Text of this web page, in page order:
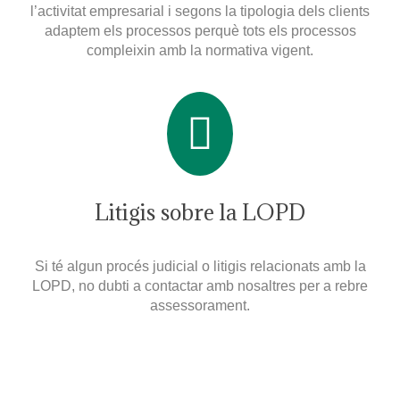
l’activitat empresarial i segons la tipologia dels clients
adaptem els processos perquè tots els processos
compleixin amb la normativa vigent.
Litigis sobre la LOPD
Si té algun procés judicial o litigis relacionats amb la
LOPD, no dubti a contactar amb nosaltres per a rebre
assessorament.